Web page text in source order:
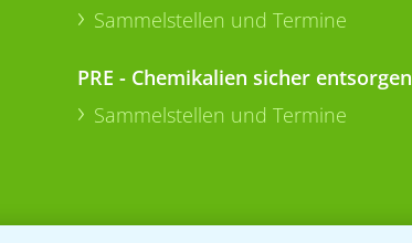
Sammelstellen und Termine
PRE - Chemikalien sicher entsorgen
Sammelstellen und Termine